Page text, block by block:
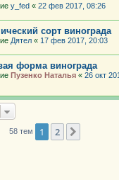
y_fed « 22 фев 2017, 08:26
сорт винограда
Дятел « 17 фев 2017, 20:03
форма винограда
Пузенко Наталья « 26 окт
58 тем 1 2